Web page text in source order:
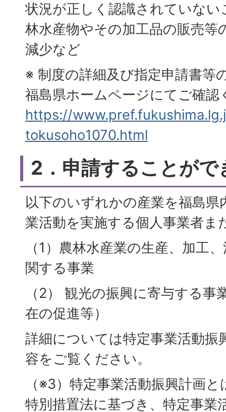
状況が正しく認識されていな
林水産物やその加工品の販売等
減少など
※ 制度の詳細及び指定申請書等
福島県ホームページにてご確認
https://
tokusoho1070.html
2．申請することがで
以下のいずれかの産業を福島県
業活動を実施する個人事業者ま
（1）農林水産業の生産、加工
関する事業
（2） 観光の振興に寄与する事
在の促進等）
詳細については特定事業活動振
容をご覧ください。
（※3）特定事業活動振興計画
特別措置法に基づき、特定事業